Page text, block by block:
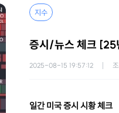
지수
증시/뉴스 체크 [25
2025-08-15 19:57:12
일간 미국 증시 시황 체크